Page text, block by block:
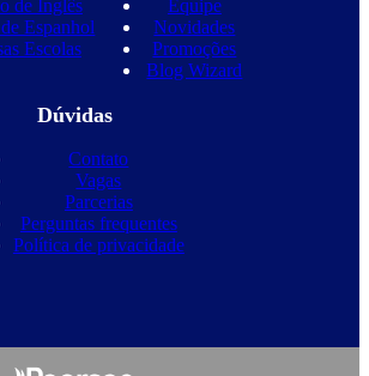
de Inglês
Espanhol
Escolas
Equipe
Novidades
Promoções
Blog Wizard
Dúvidas
Contato
Vagas
Parcerias
Perguntas frequentes
Política de privacidade